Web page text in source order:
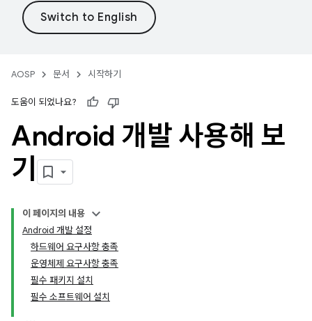
AOSP 문서 시작하기
도움이 되었나요?
Android 개발 사용해 보
기
이 페이지의 내용
Android 개발 설정
하드웨어 요구사항 충족
운영체제 요구사항 충족
필수 패키지 설치
필수 소프트웨어 설치